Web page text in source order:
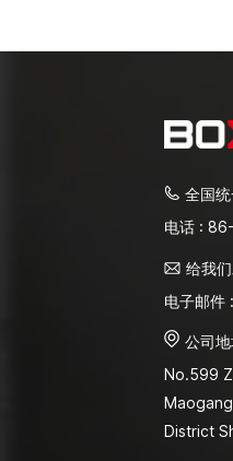
全国统
电话 :
给我
电子邮
公司地
No.599
District